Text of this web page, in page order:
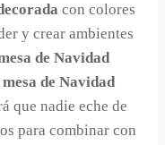
con colores
y crear ambientes
de Navidad
mesa de Navidad
que nadie eche de
para combinar con